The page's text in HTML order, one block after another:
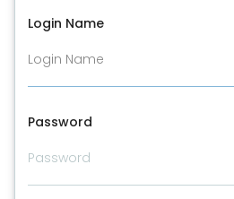
Login Name
Password